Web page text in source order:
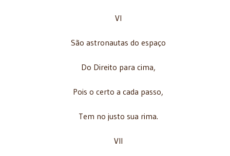
VI
São astronautas do espaço
Do Direito para cima,
Pois o certo a cada passo,
Tem no justo sua rima.
VII